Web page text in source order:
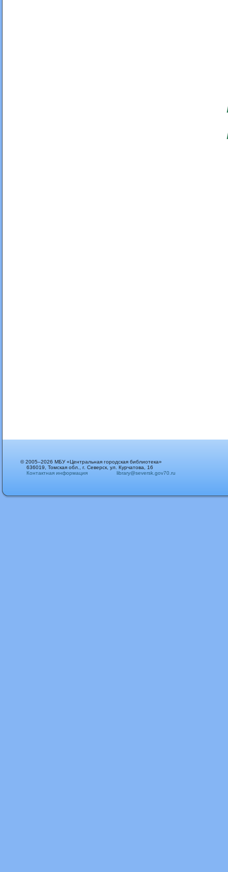
© 2005–2026 МБУ «Центральная городская библиотека»
636019, Томская обл., г. Северск, ул. Курчатова, 16
Контактная информация
library@seversk.gov70.ru